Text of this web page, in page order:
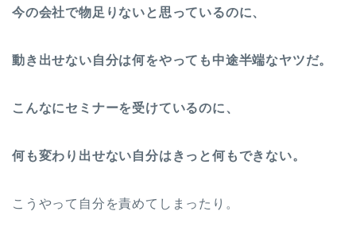
今の会社で物足りないと思っているのに、
動き出せない自分は何をやっても中途半端なヤツだ。
こんなにセミナーを受けているのに、
何も変わり出せない自分はきっと何もできない。
こうやって自分を責めてしまったり。